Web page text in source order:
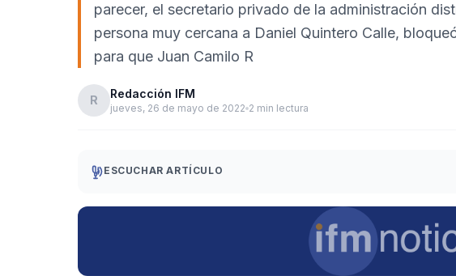
parecer, el secretario privado de la administración
persona muy cercana a Daniel Quintero Calle,
para que Juan Camilo R
R Redacción IFM
jueves, 26 de mayo de 2022 2 min lectura
ESCUCHAR ARTÍCULO